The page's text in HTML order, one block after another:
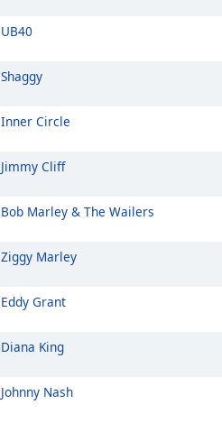
UB40
Shaggy
Inner Circle
Jimmy Cliff
Bob Marley & The Wailers
Ziggy Marley
Eddy Grant
Diana King
Johnny Nash